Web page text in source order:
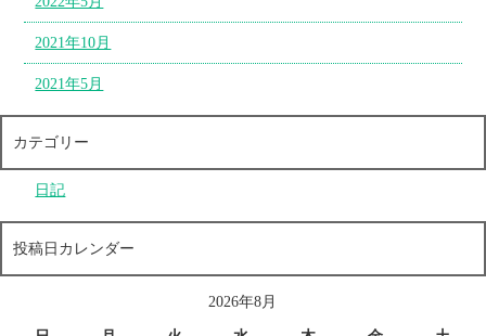
2021年10月
2021年5月
カテゴリー
日記
投稿日カレンダー
2026年8月